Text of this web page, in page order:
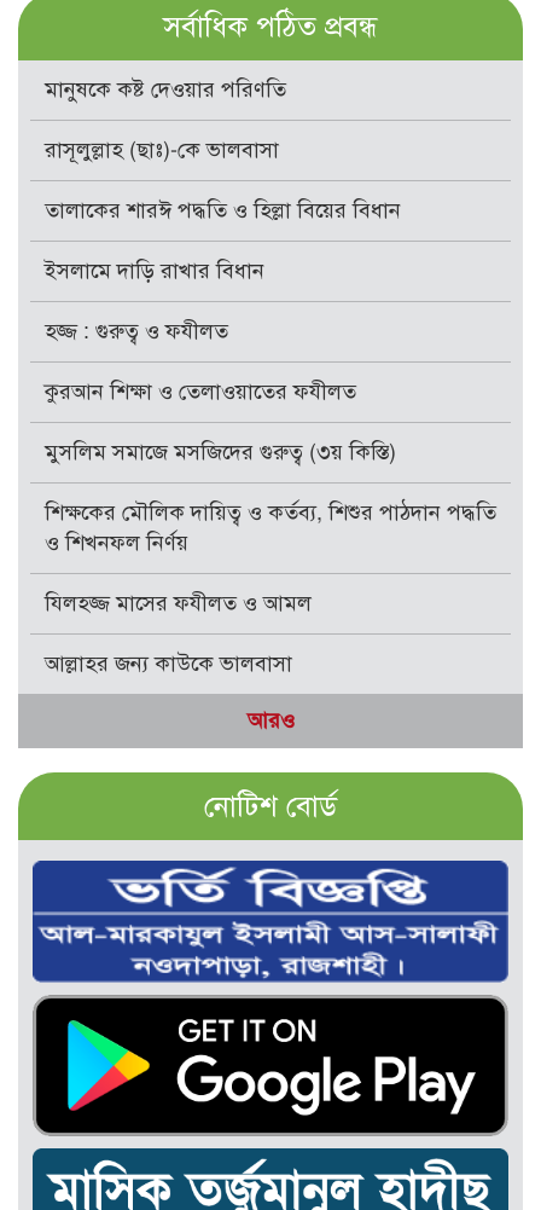
সর্বাধিক পঠিত প্রবন্ধ
মানুষকে কষ্ট দেওয়ার পরিণতি
রাসূলুল্লাহ (ছাঃ)-কে ভালবাসা
তালাকের শারঈ পদ্ধতি ও হিল্লা বিয়ের বিধান
ইসলামে দাড়ি রাখার বিধান
হজ্জ : গুরুত্ব ও ফযীলত
কুরআন শিক্ষা ও তেলাওয়াতের ফযীলত
মুসলিম সমাজে মসজিদের গুরুত্ব (৩য় কিস্তি)
শিক্ষকের মৌলিক দায়িত্ব ও কর্তব্য, শিশুর পাঠদান পদ্ধতি
ও শিখনফল নির্ণয়
যিলহজ্জ মাসের ফযীলত ও আমল
আল্লাহর জন্য কাউকে ভালবাসা
আরও
নোটিশ বোর্ড